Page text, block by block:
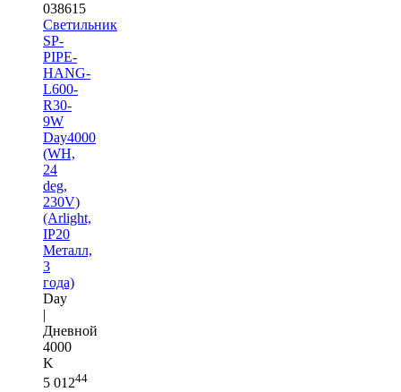
038615
Светильник
SP-
PIPE-
HANG-
L600-
R30-
9W
Day4000
(WH,
24
deg,
230V)
(Arlight,
IP20
Металл,
3
года)
Day
|
Дневной
4000
K
5 01244